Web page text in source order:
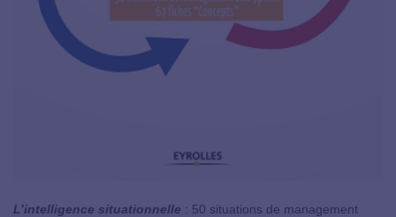
L’intelligence situationnelle : 50 situations de management